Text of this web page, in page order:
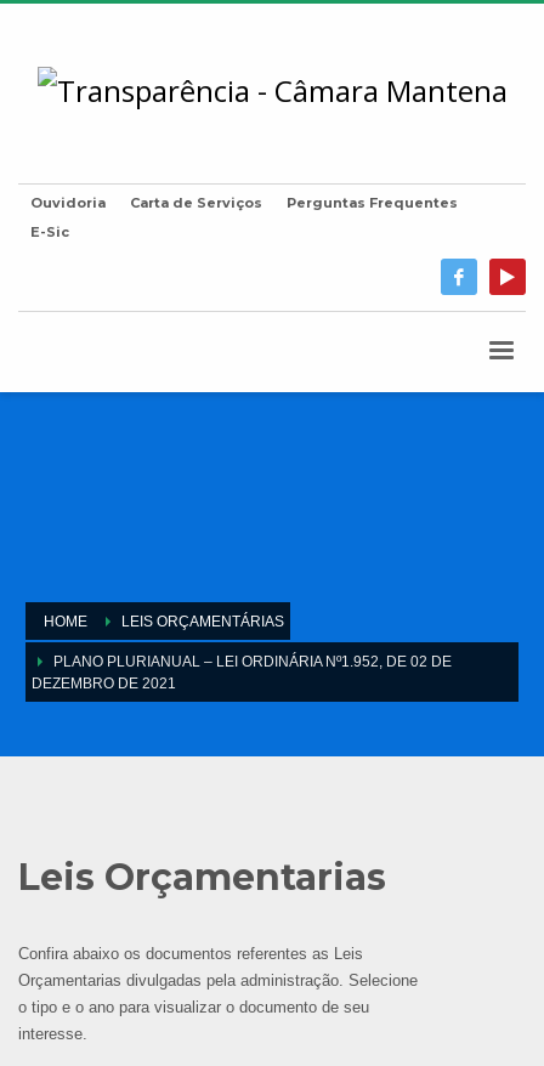
Ouvidoria Carta de Serviços
Perguntas Frequentes
E-Sic
HOME LEIS ORÇAMENTÁRIAS
PLANO PLURIANUAL – LEI ORDINÁRIA Nº1.952, DE 02 DE
DEZEMBRO DE 2021
Leis Orçamentarias
Confira abaixo os documentos referentes as Leis
Orçamentarias divulgadas pela administração. Selecione
o tipo e o ano para visualizar o documento de seu
interesse.